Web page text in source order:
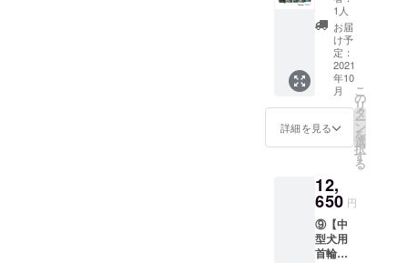
料は当
社負担
ト】個
別で購
入する
よりお
得で
す！ 定
価8,800
円（税
抜き）
9,680円
（税込
ところ
セット
割引で
9,350円
（税込
み）※日
1人
お届
け予
定：
2021
年10
月
詳細を見る
こ
の
リ
タ
ー
ン
を
選
択
す
る
12,
650 円
⑨【中
型犬用
首輪・